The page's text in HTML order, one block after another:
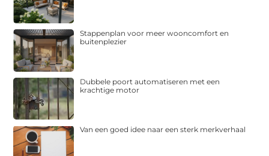
Stappenplan voor meer wooncomfort en
buitenplezier
Dubbele poort automatiseren met een
krachtige motor
Van een goed idee naar een sterk merkverhaal